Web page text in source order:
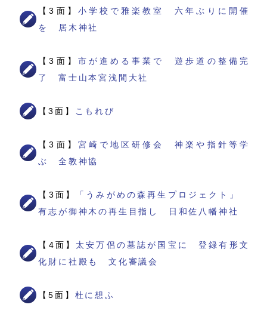
【3面】 小学校で雅楽教室 六年ぶりに開催
を 居木神社
【3面】 市が進める事業で 遊歩道の整備完
了 富士山本宮浅間大社
【3面】 こもれび
【3面】 宮崎で地区研修会 神楽や指針等学
ぶ 全教神協
【3面】
「うみがめの森再生プロジェクト」
有志が御神木の再生目指し 日和佐八幡神社
【4面】 太安万侶の墓誌が国宝に 登録有形文
化財に社殿も 文化審議会
【5面】 杜に想ふ